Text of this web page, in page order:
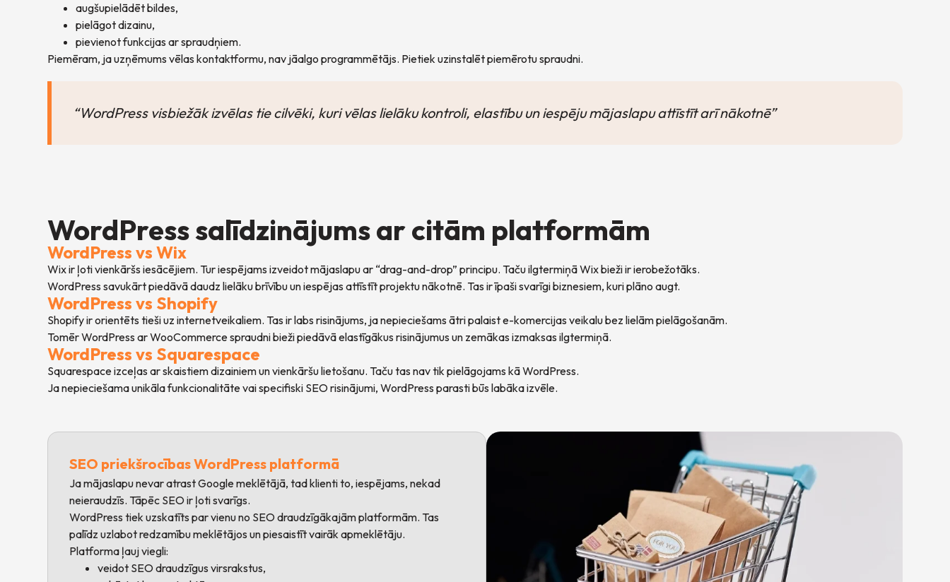
augšupielādēt bildes,
pielāgot dizainu,
pievienot funkcijas ar spraudņiem.
Piemēram, ja uzņēmums vēlas kontaktformu, nav jāalgo programmētājs. Pietiek uzinstalēt piemērotu spraudni.
“WordPress visbiežāk izvēlas tie cilvēki, kuri vēlas lielāku kontroli, elastību un iespēju mājaslapu attīstīt arī nākotnē”
WordPress salīdzinājums ar citām platformām
WordPress vs Wix
Wix ir ļoti vienkāršs iesācējiem. Tur iespējams izveidot mājaslapu ar “drag-and-drop” principu. Taču ilgtermiņā Wix bieži ir ierobežotāks.
WordPress savukārt piedāvā daudz lielāku brīvību un iespējas attīstīt projektu nākotnē. Tas ir īpaši svarīgi biznesiem, kuri plāno augt.
WordPress vs Shopify
Shopify ir orientēts tieši uz internetveikaliem. Tas ir labs risinājums, ja nepieciešams ātri palaist e-komercijas veikalu bez lielām pielāgošanām.
Tomēr WordPress ar WooCommerce spraudni bieži piedāvā elastīgākus risinājumus un zemākas izmaksas ilgtermiņā.
WordPress vs Squarespace
Squarespace izceļas ar skaistiem dizainiem un vienkāršu lietošanu. Taču tas nav tik pielāgojams kā WordPress.
Ja nepieciešama unikāla funkcionalitāte vai specifiski SEO risinājumi, WordPress parasti būs labāka izvēle.
SEO priekšrocības WordPress platformā
Ja mājaslapu nevar atrast Google meklētājā, tad klienti to, iespējams, nekad
neieraudzīs. Tāpēc SEO ir ļoti svarīgs.
WordPress tiek uzskatīts par vienu no SEO draudzīgākajām platformām. Tas
palīdz uzlabot redzamību meklētājos un piesaistīt vairāk apmeklētāju.
Platforma ļauj viegli:
veidot SEO draudzīgus virsrakstus,